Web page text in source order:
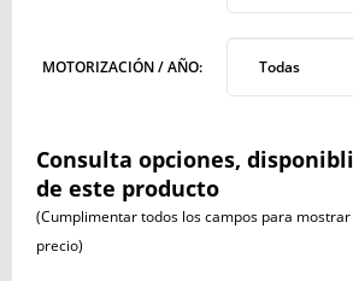
MOTORIZACIÓN / AÑO: Todas
Consulta opciones,
de este producto
(Cumplimentar todos los campos para
precio)